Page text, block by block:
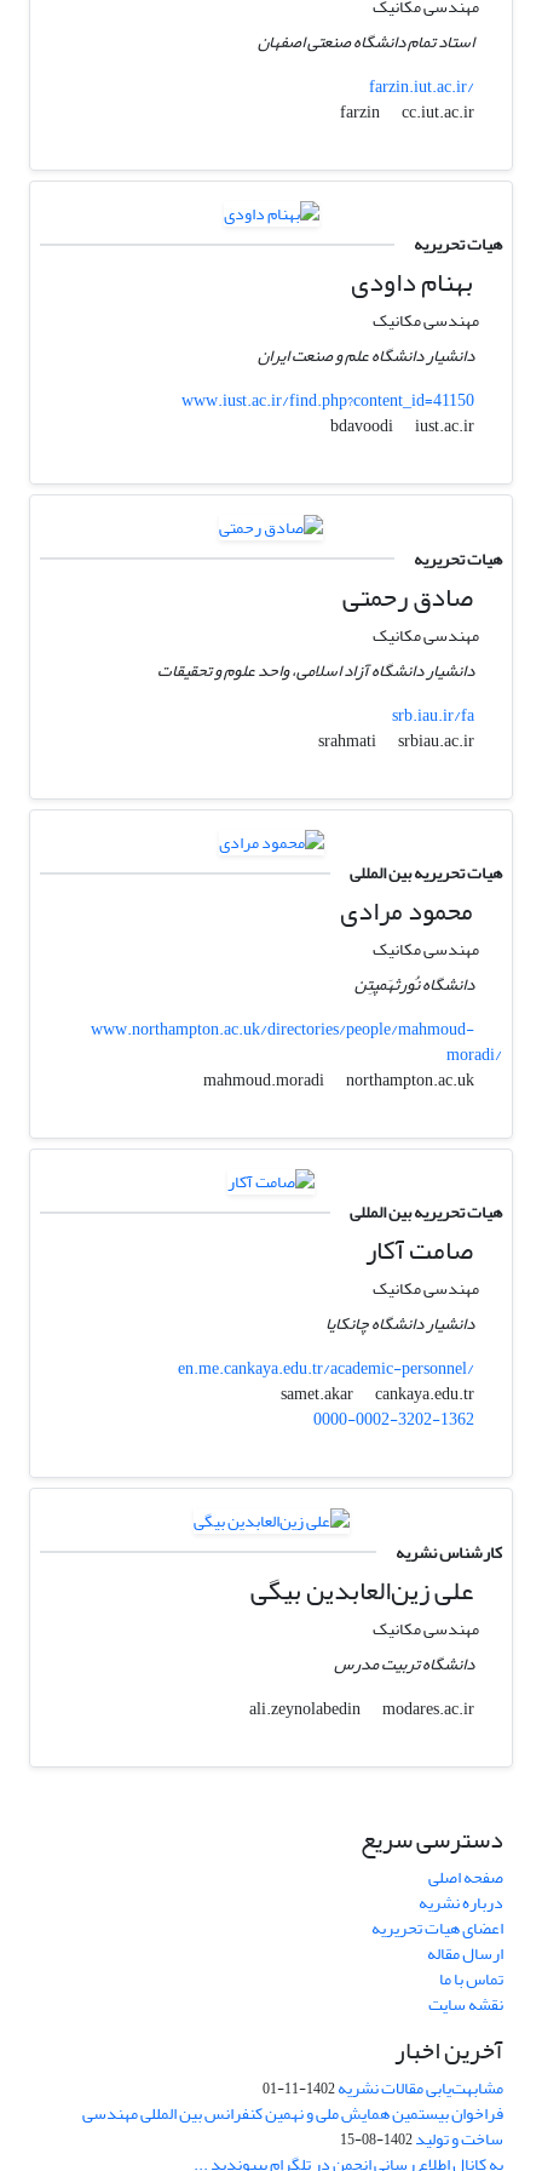
استاد تمام دانشگاه صنعتی اصفهان
farzin.iut.ac.ir/
farzin
cc.iut.ac.ir
هیات تحریریه
بهنام داودی
مهندسی مکانیک
دانشیار دانشگاه علم و صنعت ایران
www.iust.ac.ir/find.php?content_id=41150
bdavoodi
iust.ac.ir
هیات تحریریه
صادق رحمتی
مهندسی مکانیک
دانشیار دانشگاه آزاد اسلامی، واحد علوم و تحقیقات
srb.iau.ir/fa
srahmati
srbiau.ac.ir
هیات تحریریه بین المللی
محمود مرادی
مهندسی مکانیک
دانشگاه نُورثهَمپتِن
www.northampton.ac.uk/directories/people/mahmoud-
moradi/
mahmoud.moradi
northampton.ac.uk
هیات تحریریه بین المللی
صامت آکار
مهندسی مکانیک
دانشیار دانشگاه چانکایا
en.me.cankaya.edu.tr/academic-personnel/
samet.akar
cankaya.edu.tr
0000-0002-3202-1362
کارشناس نشریه
علی زین‌العابدین بیگی
مهندسی مکانیک
دانشگاه تربیت مدرس
ali.zeynolabedin
modares.ac.ir
دسترسی سریع
صفحه اصلی
درباره نشریه
اعضای هیات تحریریه
ارسال مقاله
تماس با ما
نقشه سایت
آخرین اخبار
مشابهت‌یابی مقالات نشریه1402-11-01
فراخوان بیستمین همایش ملی و نهمین کنفرانس بین المللی مهندسی
ساخت و تولید1402-08-15
به کانال اطلاع رسانی انجمن در تلگرام بپیوندید ...